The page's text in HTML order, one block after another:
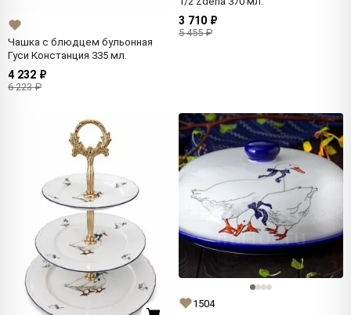
Чашка с блюдцем бульонная
Гуси Констанция 335 мл.
4 232 ₽
6 223 ₽
3 710 ₽
5 455 ₽
1504